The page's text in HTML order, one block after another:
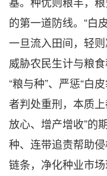
的第一道防线。“白
一旦流入田间，轻
威胁农民生计与粮
“粮与种”、严惩“白
者判处重刑，本质
放心、增产增收”的
种、连带追责帮助
链条，净化种业市